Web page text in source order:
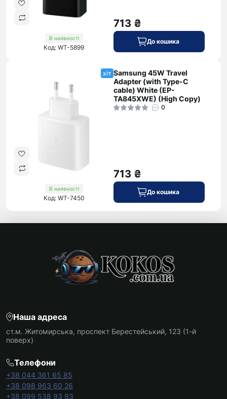
В наявності
Код: WT-5899
713 ₴
До кошика
хіт
В наявності
Код: WT-7450
Samsung 45W Travel
Adapter (with Type-C
cable) White (EP-
TA845XWE) (High Copy)
0
713 ₴
До кошика
Наша адреса
ст.м. Житомирська, проспект Берестейський, 123 (1-й
поверх)
Телефони
+38 044 361 65 85
+38 098 963 60 26
+38 099 538 93 93